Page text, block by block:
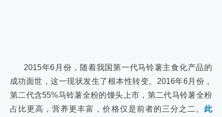
2015年6月份，随着我国第一代马铃薯主食化产品的
成功面世，这一现状发生了根本性转变。2016年6月份，
第二代含55%马铃薯全粉的馒头上市，第二代马铃薯全粉
占比更高，营养更丰富，价格仅是前者的三分之二。 此